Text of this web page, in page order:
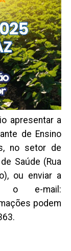
apresentar a
de Ensino
no setor de
Saúde (Rua
ou enviar a
o e-mail:
podem